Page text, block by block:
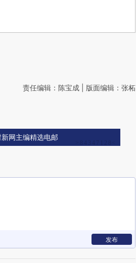
责任编辑：陈宝成 | 版面编辑：张柘
网主编精选电邮
发布